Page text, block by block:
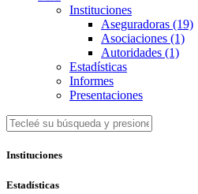
Instituciones
Aseguradoras (19)
Asociaciones (1)
Autoridades (1)
Estadísticas
Informes
Presentaciones
Instituciones
Estadísticas